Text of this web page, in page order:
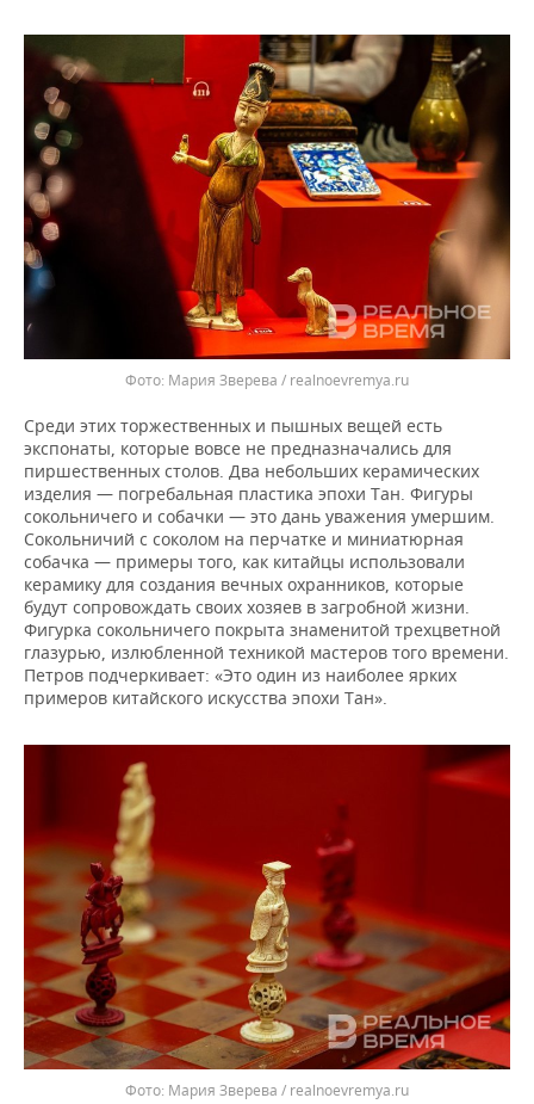
Мария Зверева / realnoevremya.ru
Среди этих торжественных и пышных вещей есть
экспонаты, которые вовсе не предназначались для
пиршественных столов. Два небольших керамических
изделия — погребальная пластика эпохи Тан. Фигуры
сокольничего и собачки — это дань уважения умершим.
Сокольничий с соколом на перчатке и миниатюрная
собачка — примеры того, как китайцы использовали
керамику для создания вечных охранников, которые
будут сопровождать своих хозяев в загробной жизни.
Фигурка сокольничего покрыта знаменитой трехцветной
глазурью, излюбленной техникой мастеров того времени.
Петров подчеркивает: «Это один из наиболее ярких
примеров китайского искусства эпохи Тан».
Мария Зверева / realnoevremya.ru